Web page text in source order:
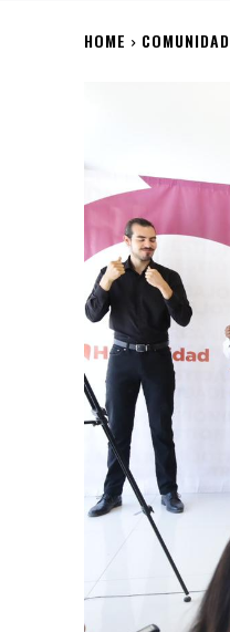
HOME COMUNIDAD